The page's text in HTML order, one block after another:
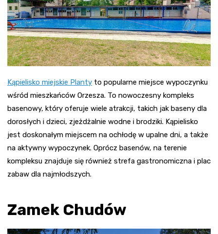
Kąpielisko miejskie Planty to popularne miejsce wypoczynku
wśród mieszkańców Orzesza. To nowoczesny kompleks
basenowy, który oferuje wiele atrakcji, takich jak baseny dla
dorosłych i dzieci, zjeżdżalnie wodne i brodziki. Kąpielisko
jest doskonałym miejscem na ochłodę w upalne dni, a także
na aktywny wypoczynek. Oprócz basenów, na terenie
kompleksu znajduje się również strefa gastronomiczna i plac
zabaw dla najmłodszych.
Zamek Chudów